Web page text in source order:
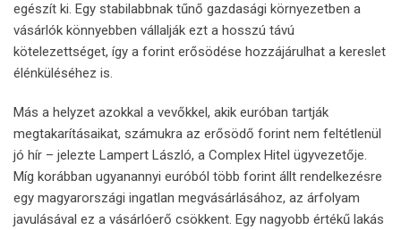
egészít ki. Egy stabilabbnak tűnő gazdasági környezetben a
vásárlók könnyebben vállalják ezt a hosszú távú
kötelezettséget, így a forint erősödése hozzájárulhat a kereslet
élénküléséhez is.
Más a helyzet azokkal a vevőkkel, akik euróban tartják
megtakarításaikat, számukra az erősödő forint nem feltétlenül
jó hír – jelezte Lampert László, a Complex Hitel ügyvezetője.
Míg korábban ugyanannyi euróból több forint állt rendelkezésre
egy magyarországi ingatlan megvásárlásához, az árfolyam
javulásával ez a vásárlóerő csökkent. Egy nagyobb értékű lakás